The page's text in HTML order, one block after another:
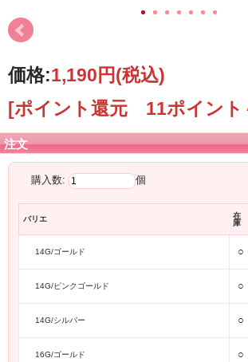
価格:1,190円(税込)
[ポイント還元 11ポイント
注文
購入数: 個
バリエ
在
庫
14G/ゴールド ○
14G/ピンクゴールド ○
14G/シルバー ○
16G/ゴールド ○